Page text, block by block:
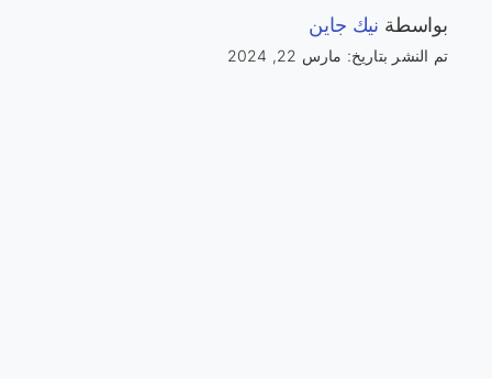
بواسطة نيك جاين
تم النشر بتاريخ: مارس 22, 2024